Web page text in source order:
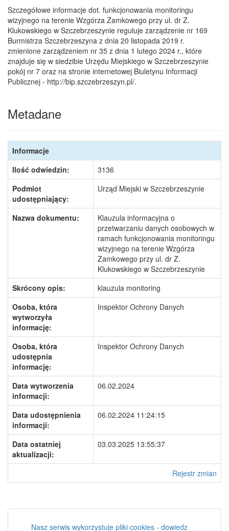
Szczegółowe informacje dot. funkcjonowania monitoringu
wizyjnego na terenie Wzgórza Zamkowego przy ul. dr Z.
Klukowskiego w Szczebrzeszynie reguluje zarządzenie nr 169
Burmistrza Szczebrzeszyna z dnia 20 listopada 2019 r.
zmienione zarządzeniem nr 35 z dnia 1 lutego 2024 r., które
znajduje się w siedzibie Urzędu Miejskiego w Szczebrzeszynie
pokój nr 7 oraz na stronie internetowej Biuletynu Informacji
Publicznej - http://bip.szczebrzeszyn.pl/.
Metadane
Informacje
Ilość odwiedzin:
3136
Podmiot
udostępniający:
Urząd Miejski w Szczebrzeszynie
Nazwa dokumentu:
Klauzula informacyjna o
przetwarzaniu danych osobowych w
ramach funkcjonowania monitoringu
wizyjnego na terenie Wzgórza
Zamkowego przy ul. dr Z.
Klukowskiego w Szczebrzeszynie
Skrócony opis:
klauzula monitoring
Osoba, która
wytworzyła
informację:
Inspektor Ochrony Danych
Osoba, która
udostępnia
informację:
Inspektor Ochrony Danych
Data wytworzenia
informacji:
06.02.2024
Data udostępnienia
informacji:
06.02.2024 11:24:15
Data ostatniej
aktualizacji:
03.03.2025 13:55:37
Rejestr zmian
Nasz serwis wykorzystuje pliki cookies - dowiedz